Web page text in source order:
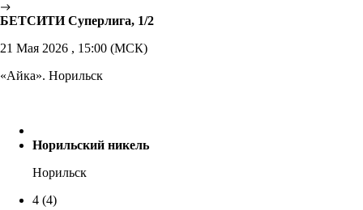
БЕТСИТИ Суперлига, 1/2
21 Мая 2026 , 15:00 (МСК)
«Айка». Норильск
Норильский никель
Норильск
4 (4)